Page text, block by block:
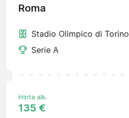
Roma
Stadio Olimpico di Torino
Serie A
Hinta alk.
135 €